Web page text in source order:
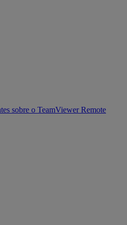
sobre o TeamViewer Remote